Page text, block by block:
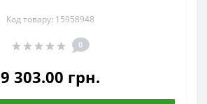
Код товару: 15958948
0
9 303.00 грн.